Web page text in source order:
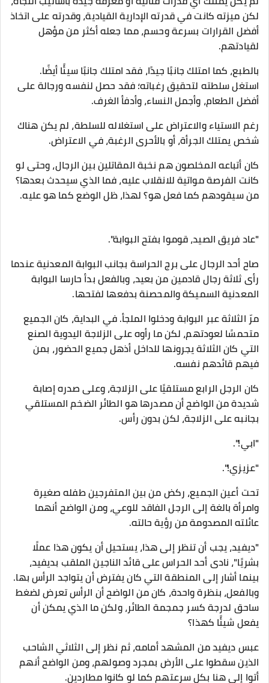
لكن ميزته كانت في قدرته الإدارية القيادية، وقدرته على اتخاذ
أفضل القرارات بسرعة وحسم، مما جعله أكثر من مؤهل
لقيادتهم.
بالطبع، كما امتلك جانبًا جيدًا، فقد امتلك جانبًا سيئًا أيضًا.
استغل سلطته لتحقيق رغباته؛ فقد حصل لنفسه ورجالة على
أفضل الطعام، وأجمل النساء، وأدفأ الغرف.
رغم الاستياء والاعتراض على استغلاله للسلطة، لم يكن هناك
شخص يمتلك الجرأة، أو بالأحرى الرغبة، في الاعتراض.
كان أتباعه المخلصون هم نخبة المقاتلين بين الرجال، وحتى لو
كانت الفرصة مواتية للانقلاب عليه، فما الذي سيحدث بعدها؟
من سيقودهم كما فعل هو؟ لهذا، ظل الوضع كما هو عليه.
"عاد فريق الصيد، قوموا بفتح البوابة".
صاح أحد الرجال على برج الحراسة بجانب البوابة المعدنية عندما
رأى ثلاثة رجال قادمين من بعيد، وبالفعل بدأ حارسا البوابة
المعدنية السميكة والمحصنة بدفعها لفتحها.
مرّ الثلاثة عبر البوابة ودخلوا الملجأ. في البداية، كان الجميع
متحمسًا لعودتهم، لكن ما رأوه على الزلاجة اليدوية الصنع
التي كان الثلاثة يجرونها للداخل أذهل جميع الحضور، بمن
فيهم قائدهم نفسه.
كان الرجل الرابع مستلقيًا على الزلاجة، وعلى صدره إصابة
شديدة من الواضح أن مصدرها هو الطائر الضخم المستلقي
بجانبه على الزلاجة، لكن بدون رأس.
"ابي!".
"عزيزي!".
تحت أعين الجميع، ركض من بين المتفرجين طفله صغيرة
وامرأة بالغة إلى الرجل الفاقد للوعي، ومن الواضح أنهما
عائلته المصدومة من رؤية حالته.
"ديفيد، يجب أن تنظر إلى هذا، يستحيل أن يكون هذا عملًا
بشريًا"، نادى أحد الحراس على قائد الناجين الملقب بديفيد،
بينما أشار إلى المنطقة التي كان يفترض أن يتواجد الرأس بها.
وبالفعل، بنظرة واحدة، كان من الواضح أن الرأس تعرض لضغط
ساحق لدرجة كسر جمجمة الطائر، ولكن ما الذي يمكن أن
يفعل شيئًا كهذا؟
عبس ديفيد من المشهد أمامه، ثم نظر إلى الثلاثي الشاحب
الذين سقطوا على الأرض بمجرد وصولهم، ومن الواضح أنهم
أتوا إلى هنا بكل سرعتهم كما لو كانوا مطاردين.